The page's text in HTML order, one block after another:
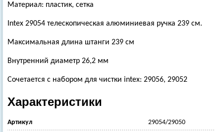
Материал: пластик, сетка
Intex 29054 телескопическая алюминиевая ручка 239 см.
Максимальная длина штанги 239 см
Внутренний диаметр 26,2 мм
Сочетается с набором для чистки intex: 29056, 29052
Характеристики
Артикул 29054/29050